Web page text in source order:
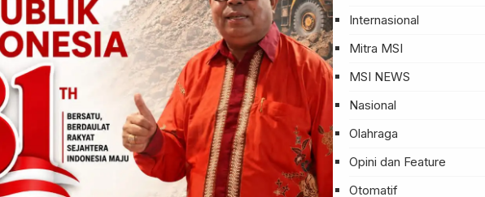
Internasional
Mitra MSI
MSI NEWS
Nasional
Olahraga
Opini dan Feature
Otomatif